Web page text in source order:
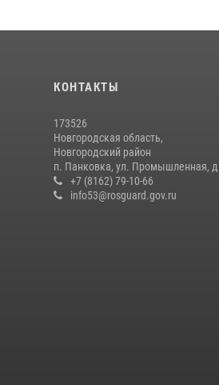
КОНТАКТЫ
173526
Новгородская область,
Новгородский район
п. Панковка, ул. Промышленная,
+7 (8162) 79-10-66
info53@rosguard.gov.ru